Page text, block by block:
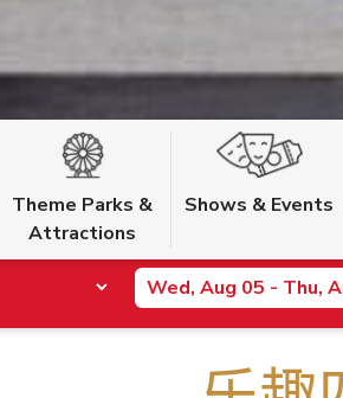
Theme Parks &
Attractions
Shows & Events